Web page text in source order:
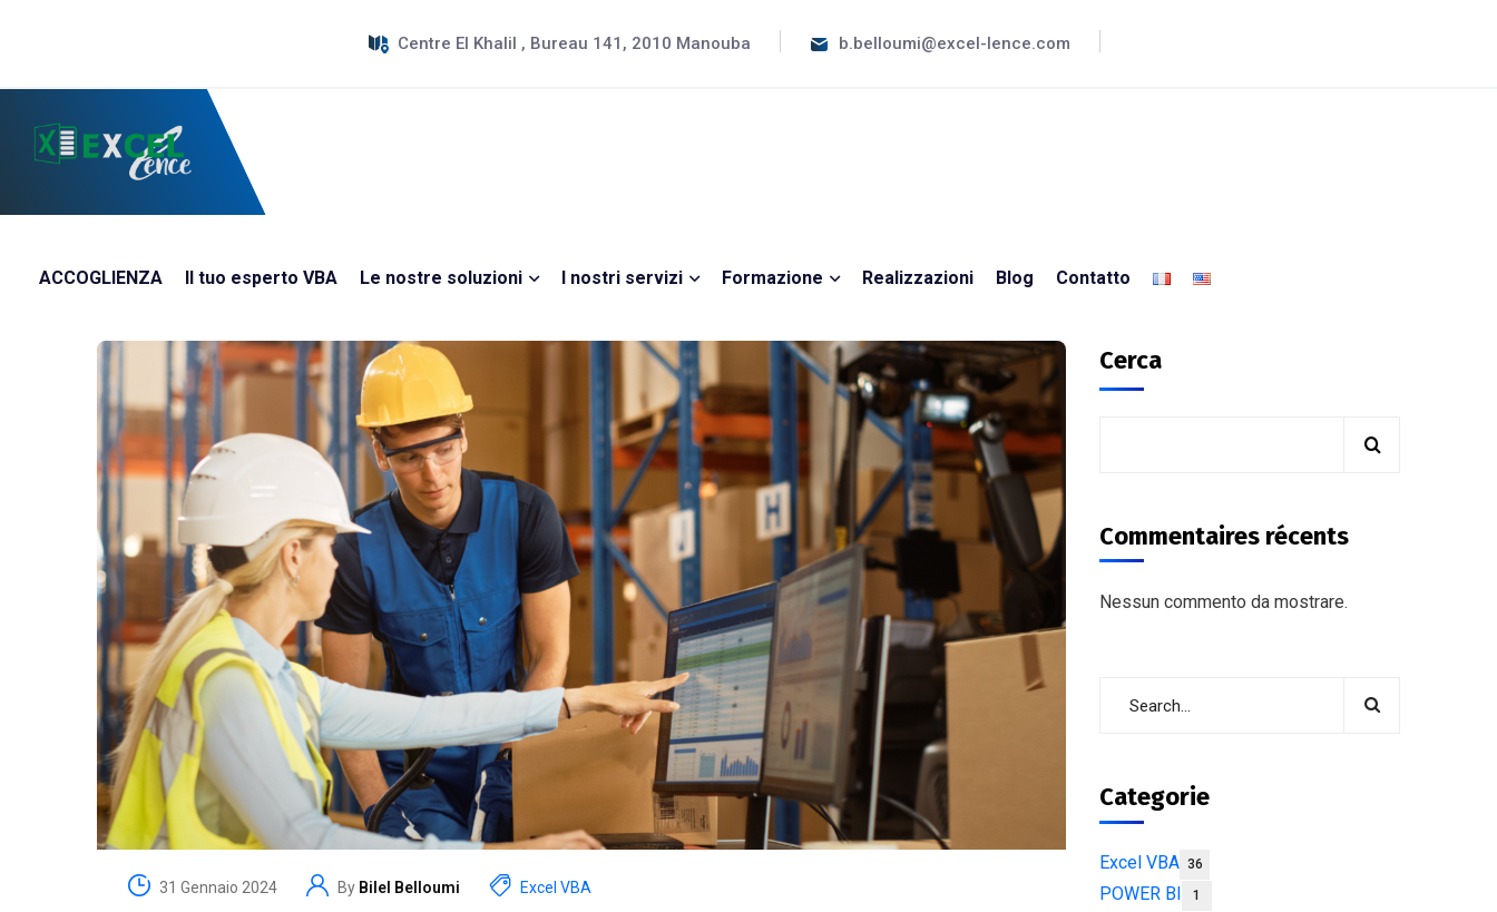
Centre El Khalil , Bureau 141, 2010 Manouba b.belloumi@excel-lence.com
ACCOGLIENZA Il tuo esperto VBA Le nostre soluzioni I nostri servizi Formazione Realizzazioni Blog Contatto
31 Gennaio 2024 By Bilel Belloumi Excel VBA
Cerca
Commentaires récents
Nessun commento da mostrare.
Categorie
Excel VBA 36
POWER BI 1